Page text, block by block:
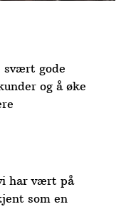
svært gode
og å øke
har vært på
som en